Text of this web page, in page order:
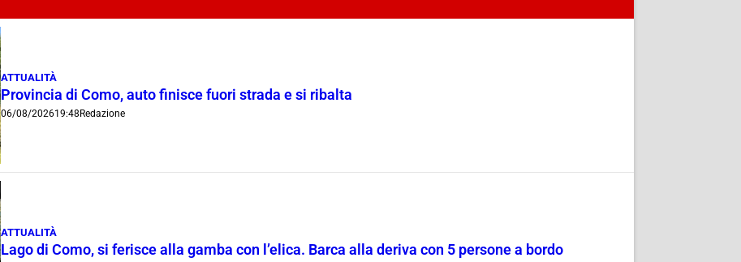
ATTUALITÀ
Provincia di Como, auto finisce fuori strada e si ribalta
06/08/202619:48 Redazione
ATTUALITÀ
Lago di Como, si ferisce alla gamba con l’elica. Barca alla deriva con 5 persone a bordo